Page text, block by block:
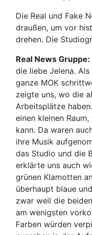
Die Real und Fake
draußen, um vor
drehen. Die
Real News Gruppe:
die liebe Jelena.
ganze MOK
zeigte uns, wo die
Arbeitsplätze
einen kleinen
kann. Da waren
ihre Musik
das Studio und die
erklärte uns auch
grünen Klamotten
überhaupt blaue
zwar weil die
am wenigsten
Farben würden